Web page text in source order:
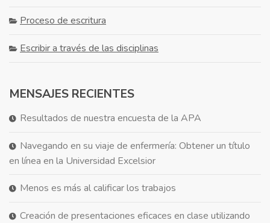
Proceso de escritura
Escribir a través de las disciplinas
MENSAJES RECIENTES
Resultados de nuestra encuesta de la APA
Navegando en su viaje de enfermería: Obtener un título
en línea en la Universidad Excelsior
Menos es más al calificar los trabajos
Creación de presentaciones eficaces en clase utilizando